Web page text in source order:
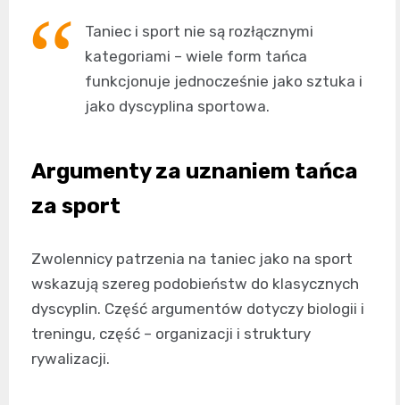
Taniec i sport nie są rozłącznymi
kategoriami – wiele form tańca
funkcjonuje jednocześnie jako sztuka i
jako dyscyplina sportowa.
Argumenty za uznaniem tańca
za sport
Zwolennicy patrzenia na taniec jako na sport
wskazują szereg podobieństw do klasycznych
dyscyplin. Część argumentów dotyczy biologii i
treningu, część – organizacji i struktury
rywalizacji.